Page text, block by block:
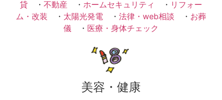
貸 ・ 不動産 ・ ホームセキュリティ ・ リフォー
ム・改装 ・ 太陽光発電 ・ 法律・web相談 ・ お葬
儀 ・ 医療・身体チェック
美容・健康